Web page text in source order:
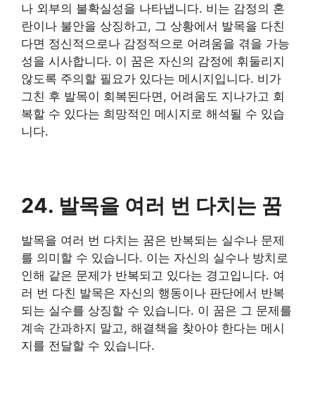
나 외부의 불확실성을 나타냅니다. 비는 감정의 혼
란이나 불안을 상징하고, 그 상황에서 발목을 다친
다면 정신적으로나 감정적으로 어려움을 겪을 가능
성을 시사합니다. 이 꿈은 자신의 감정에 휘둘리지
않도록 주의할 필요가 있다는 메시지입니다. 비가
그친 후 발목이 회복된다면, 어려움도 지나가고 회
복할 수 있다는 희망적인 메시지로 해석될 수 있습
니다.
24. 발목을 여러 번 다치는 꿈
발목을 여러 번 다치는 꿈은 반복되는 실수나 문제
를 의미할 수 있습니다. 이는 자신의 실수나 방치로
인해 같은 문제가 반복되고 있다는 경고입니다. 여
러 번 다친 발목은 자신의 행동이나 판단에서 반복
되는 실수를 상징할 수 있습니다. 이 꿈은 그 문제를
계속 간과하지 말고, 해결책을 찾아야 한다는 메시
지를 전달할 수 있습니다.